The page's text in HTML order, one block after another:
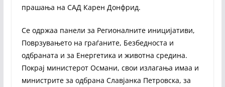
прашања на САД Карен Донфрид.
Се одржаа панели за Регионалните иницијативи,
Поврзувањето на граѓаните, Безбедноста и
одбраната и за Енергетика и животна средина.
Покрај министерот Османи, свои излагања имаа и
министрите за одбрана Славјанка Петровска, за